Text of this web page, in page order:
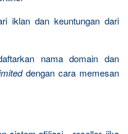
iklan dan keuntungan dari
nama domain dan
dengan cara memesan